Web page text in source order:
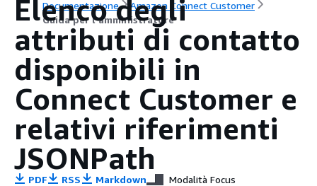
Documentazione
Amazon Connect Customer
Guida per l'amministratore
Elenco degli
attributi di contatto
disponibili in
Connect Customer e
relativi riferimenti
JSONPath
PDF RSS Markdown Modalità Focus